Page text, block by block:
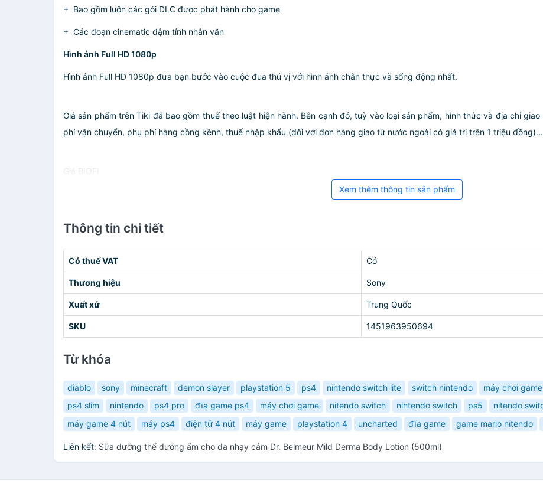
+ Bao gồm luôn các gói DLC được phát hành cho game
+ Các đoạn cinematic đậm tính nhân văn
Hình ảnh Full HD 1080p
Hình ảnh Full HD 1080p đưa bạn bước vào cuộc đua thú vị với hình ảnh chân thực và sống động nhất.
Giá sản phẩm trên Tiki đã bao gồm thuế theo luật hiện hành. Bên cạnh đó, tuỳ vào loại sản phẩm, hình thức và địa chỉ
phí vận chuyển, phụ phí hàng cồng kềnh, thuế nhập khẩu (đối với đơn hàng giao từ nước ngoài có giá trị trên 1 triệu
Giá BIOFI
Xem thêm thông tin sản phẩm
Thông tin chi tiết
Có thuế VAT Có
Thương hiệu Sony
Xuất xứ Trung Quốc
SKU 1451963950694
Từ khóa
diablo sony minecraft demon slayer playstation 5 ps4 nintendo switch lite switch nintendo máy chơi
ps4 slim
nintendo ps4 pro đĩa game ps4 máy chơi game nitendo switch nintendo switch ps5 nitendo
máy game 4 nút
máy ps4 điện tử 4 nút máy game playstation 4 uncharted đĩa game game mario nitendo
Liên kết: Sữa dưỡng thể dưỡng ẩm cho da nhạy cảm Dr. Belmeur Mild Derma Body Lotion (500ml)